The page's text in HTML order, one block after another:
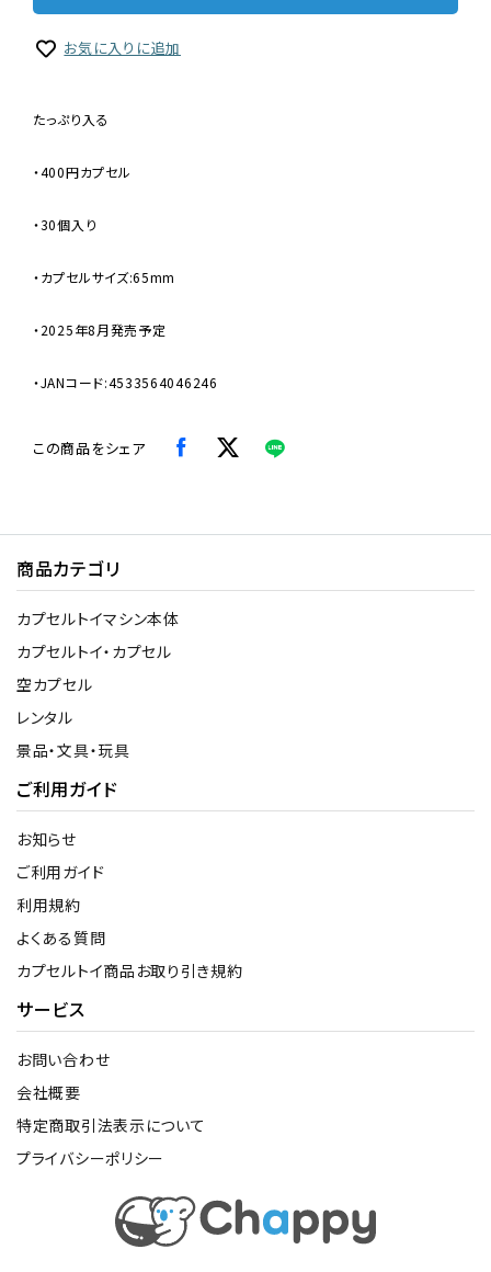
お気に入りに追加
たっぷり入る
・400円カプセル
・30個入り
・カプセルサイズ:65mm
・2025年8月発売予定
・JANコード:4533564046246
この商品をシェア
商品カテゴリ
カプセルトイマシン本体
カプセルトイ・カプセル
空カプセル
レンタル
景品・文具・玩具
ご利用ガイド
お知らせ
ご利用ガイド
利用規約
よくある質問
カプセルトイ商品お取り引き規約
サービス
お問い合わせ
会社概要
特定商取引法表示について
プライバシーポリシー